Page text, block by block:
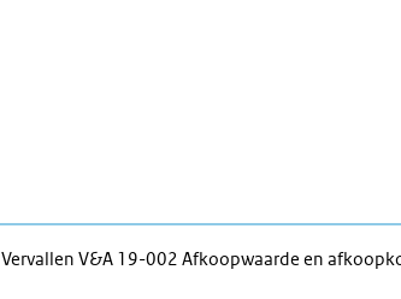
Vervallen V&A 19-002 Afkoopwaarde en